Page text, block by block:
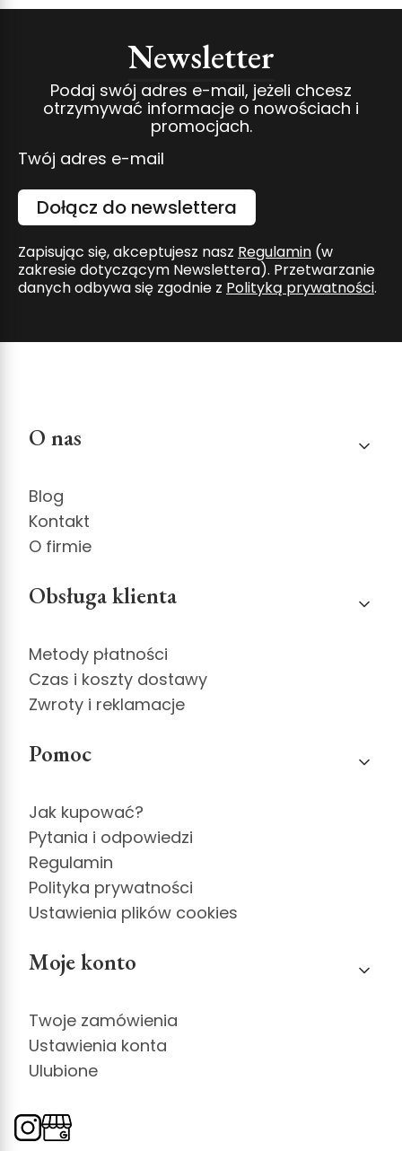
Newsletter
Podaj swój adres e-mail, jeżeli chcesz
otrzymywać informacje o nowościach i
promocjach.
Twój adres e-mail
Dołącz do newslettera
Zapisując się, akceptujesz nasz Regulamin (w
zakresie dotyczącym Newslettera). Przetwarzanie
danych odbywa się zgodnie z Polityką prywatności.
Linki w stopce
O nas
Blog
Kontakt
O firmie
Obsługa klienta
Metody płatności
Czas i koszty dostawy
Zwroty i reklamacje
Pomoc
Jak kupować?
Pytania i odpowiedzi
Regulamin
Polityka prywatności
Ustawienia plików cookies
Moje konto
Twoje zamówienia
Ustawienia konta
Ulubione